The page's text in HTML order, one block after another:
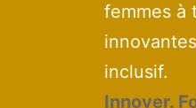
femmes à
inclusif.
Innover.